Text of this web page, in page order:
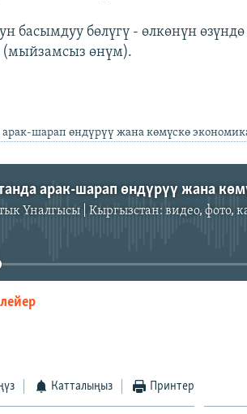
басымдуу бөлүгү - өлкөнүн
(мыйзамсыз өнүм).
шарап өндүрүү жана көмүскө
Үналгысы | Кыргызстан: видео, фото,
No media source
Катталыңыз Принтер